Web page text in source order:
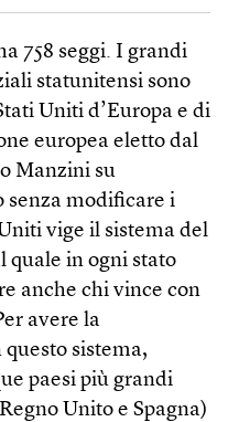
758 seggi. I grandi
statunitensi sono
Uniti d’Europa e di
europea eletto dal
Manzini su
senza modificare i
vige il sistema del
quale in ogni stato
anche chi vince con
avere la
sistema,
paesi più grandi
Unito e Spagna)